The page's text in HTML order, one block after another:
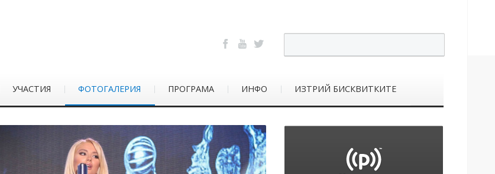
УЧАСТИЯ ФОТОГАЛЕРИЯ ПРОГРАМА ИНФО ИЗТРИЙ БИСКВИТКИТЕ